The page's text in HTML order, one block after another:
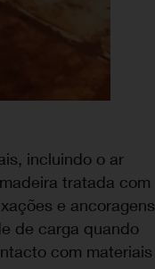
incluindo o ar
tratada com
e ancoragens
de carga quando
com materiais